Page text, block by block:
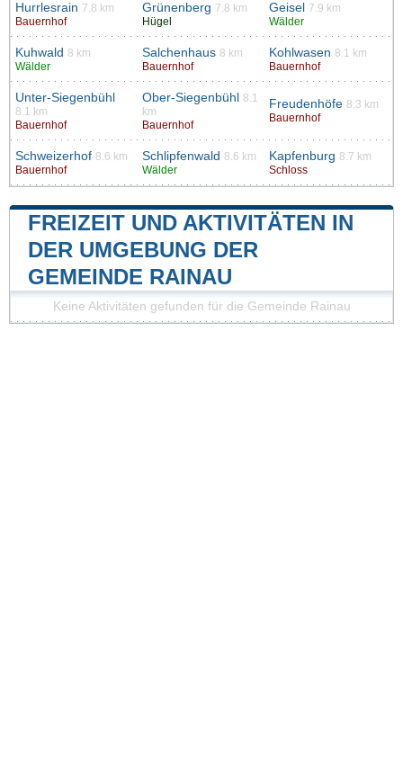
Hurrlesrain 7.8 km
Bauernhof
Grünenberg 7.8 km
Hügel
Geisel
7.9 km
Wälder
Kuhwald 8 km
Wälder
Salchenhaus 8 km
Bauernhof
Kohlwasen 8.1 km
Bauernhof
Unter-Siegenbühl
8.1 km
Bauernhof
Ober-Siegenbühl
8.1
km
Bauernhof
Freudenhöfe 8.3 km
Bauernhof
Schweizerhof 8.6 km
Bauernhof
Schlipfenwald 8.6 km
Wälder
Kapfenburg 8.7 km
Schloss
FREIZEIT UND AKTIVITÄTEN IN
DER UMGEBUNG DER
GEMEINDE RAINAU
Keine Aktivitäten gefunden für die Gemeinde Rainau